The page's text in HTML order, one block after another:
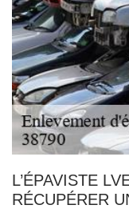
L’ÉPAVISTE
RÉCUPÉRER